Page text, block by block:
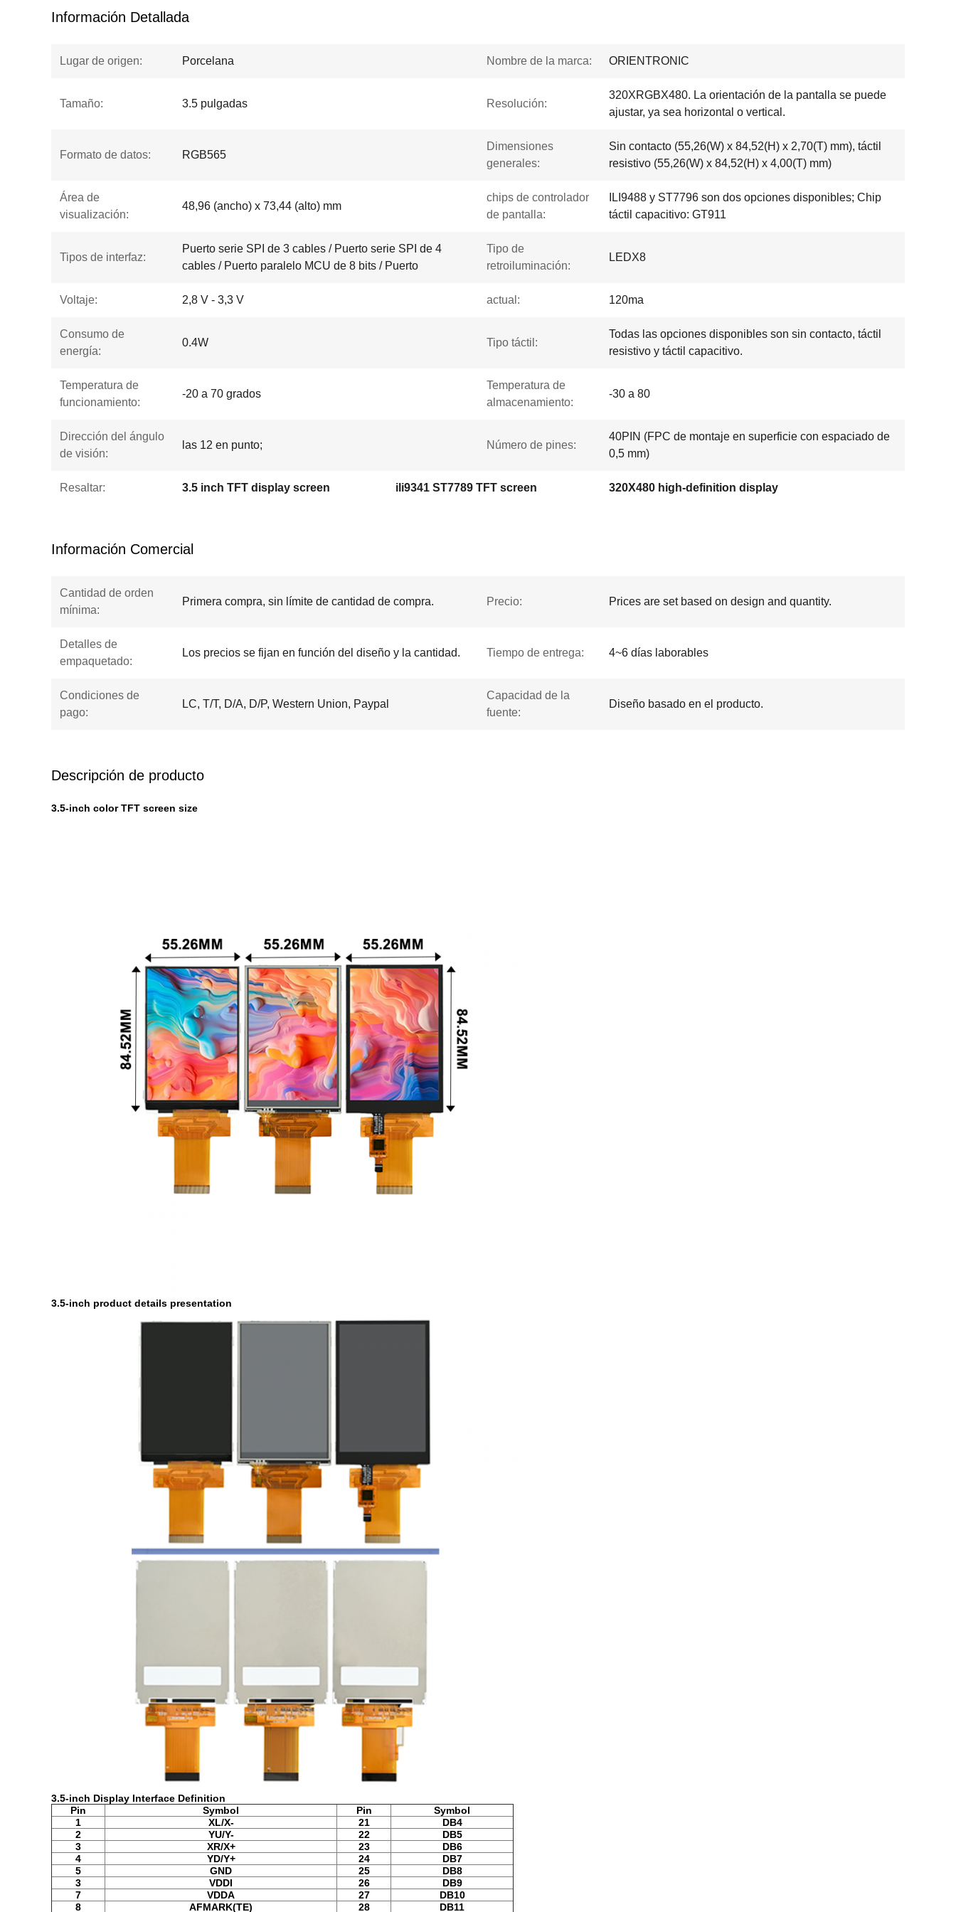
Información Detallada
Lugar de origen: Porcelana Nombre de la marca: ORIENTRONIC
Tamaño: 3.5 pulgadas Resolución:
320XRGBX480. La orientación de la pantalla se puede
ajustar, ya sea horizontal o vertical.
Formato de datos: RGB565
Dimensiones
generales:
Sin contacto (55,26(W) x 84,52(H) x 2,70(T) mm), táctil
resistivo (55,26(W) x 84,52(H) x 4,00(T) mm)
Área de
visualización:
48,96 (ancho) x 73,44 (alto) mm
chips de controlador
de pantalla:
ILI9488 y ST7796 son dos opciones disponibles; Chip
táctil capacitivo: GT911
Tipos de interfaz:
Puerto serie SPI de 3 cables / Puerto serie SPI de 4
cables / Puerto paralelo MCU de 8 bits / Puerto
Tipo de
retroiluminación:
LEDX8
Voltaje: 2,8 V - 3,3 V actual: 120ma
Consumo de
energía:
0.4W Tipo táctil:
Todas las opciones disponibles son sin contacto, táctil
resistivo y táctil capacitivo.
Temperatura de
funcionamiento:
-20 a 70 grados
Temperatura de
almacenamiento:
-30 a 80
Dirección del ángulo
de visión:
las 12 en punto; Número de pines:
40PIN (FPC de montaje en superficie con espaciado de
0,5 mm)
Resaltar: 3.5 inch TFT display screen ili9341 ST7789 TFT screen 320X480 high-definition display
Información Comercial
Cantidad de orden
mínima:
Primera compra, sin límite de cantidad de compra. Precio: Prices are set based on design and quantity.
Detalles de
empaquetado:
Los precios se fijan en función del diseño y la cantidad. Tiempo de entrega: 4~6 días laborables
Condiciones de
pago:
LC, T/T, D/A, D/P, Western Union, Paypal
Capacidad de la
fuente:
Diseño basado en el producto.
Descripción de producto
3.5-inch color TFT screen size
3.5-inch product details presentation
3.5-inch Display Interface Definition
Pin
Symbol Pin
Symbol
1
XL/X- 21
DB4
2
YU/Y- 22
DB5
3
XR/X+ 23
DB6
4
YD/Y+ 24
DB7
5
GND 25
DB8
3
VDDI 26
DB9
7
VDDA 27
DB10
8
AFMARK(TE) 28 DB11